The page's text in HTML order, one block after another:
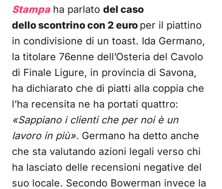
Stampaha parlato del caso
dello scontrino con 2 euro per il piattino
in condivisione di un toast. Ida Germano,
la titolare 76enne dell’Osteria del Cavolo
di Finale Ligure, in provincia di Savona,
ha dichiarato che di piatti alla coppia che
l’ha recensita ne ha portati quattro:
«Sappiano i clienti che per noi è un
lavoro in più». Germano ha detto anche
che sta valutando azioni legali verso chi
ha lasciato delle recensioni negative del
suo locale. Secondo Bowerman invece la